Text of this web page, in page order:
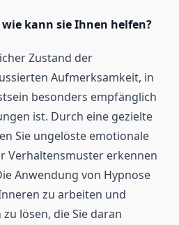
kann sie Ihnen helfen?
Zustand der
Aufmerksamkeit, in
besonders empfänglich
ist. Durch eine gezielte
Sie ungelöste emotionale
Verhaltensmuster erkennen
Anwendung von Hypnose
zu arbeiten und
lösen, die Sie daran